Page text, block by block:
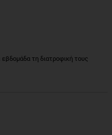
τη διατροφική τους